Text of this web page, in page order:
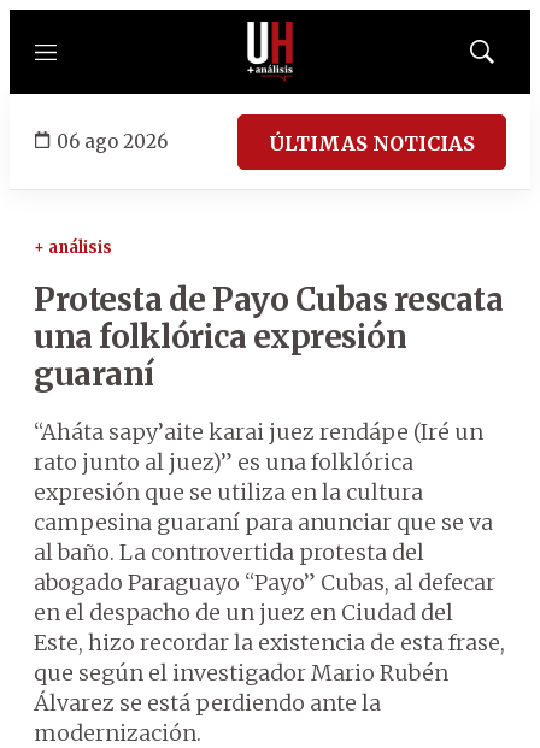
Menú
Mostrar
06 ago 2026 ÚLTIMAS NOTICIAS
+ análisis
Protesta de Payo Cubas rescata
una folklórica expresión
guaraní
“Aháta sapy’aite karai juez rendápe (Iré un
rato junto al juez)” es una folklórica
expresión que se utiliza en la cultura
campesina guaraní para anunciar que se va
al baño. La controvertida protesta del
abogado Paraguayo “Payo” Cubas, al defecar
en el despacho de un juez en Ciudad del
Este, hizo recordar la existencia de esta frase,
que según el investigador Mario Rubén
Álvarez se está perdiendo ante la
modernización.